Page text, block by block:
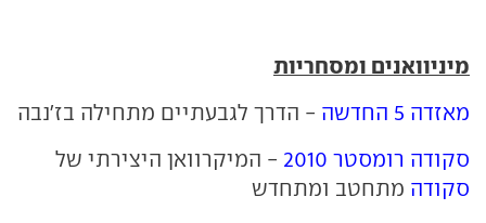
מיניוואנים ומסחריות
מאזדה 5 החדשה
- הדרך לגבעתיים מתחילה בז'נבה
סקודה רומסטר 2010
- המיקרוואן היצירתי של
סקודה מתחטב ומתחדש